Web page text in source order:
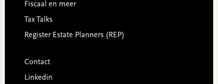
Fiscaal en meer
Tax Talks
Register Estate Planners (REP)
Contact
Linkedin